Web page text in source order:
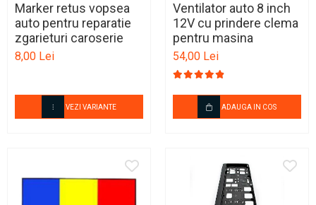
Marker retus vopsea
auto pentru reparatie
zgarieturi caroserie
8,00 Lei
VEZI VARIANTE
Ventilator auto 8 inch
12V cu prindere clema
pentru masina
54,00 Lei
ADAUGA IN COS